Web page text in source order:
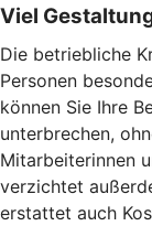
Viel
Die betriebliche
Personen
können Sie Ihre
unterbrechen,
Mitarbeiterinnen
verzichtet
erstattet auch